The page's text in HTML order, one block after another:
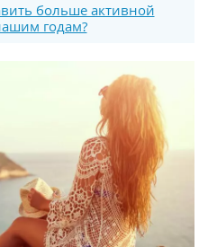
больше активной
годам?